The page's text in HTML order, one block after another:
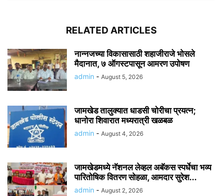
RELATED ARTICLES
नान्नजच्या विकासासाठी शहाजीराजे भोसले
मैदानात, ७ ऑगस्टपासून आमरण उपोषण
admin - August 5, 2026
जामखेड तालुक्यात धाडसी चोरीचा प्रयत्न;
धानोरा शिवारात मध्यरात्री खळबळ
admin - August 4, 2026
जामखेडमध्ये नॅशनल लेव्हल अबॅकस स्पर्धेचा भव्य
पारितोषिक वितरण सोहळा, आमदार सुरेश...
admin - August 2, 2026